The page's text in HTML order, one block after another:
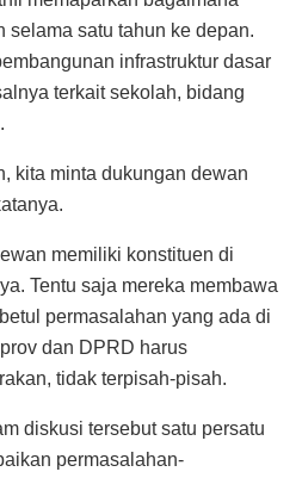
selama satu tahun ke depan.
infrastruktur dasar
terkait sekolah, bidang
kita minta dukungan dewan
memiliki konstituen di
Tentu saja mereka membawa
permasalahan yang ada di
dan DPRD harus
tidak terpisah-pisah.
diskusi tersebut satu persatu
permasalahan-